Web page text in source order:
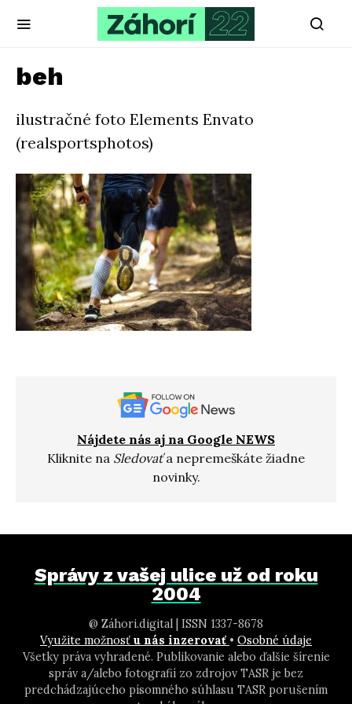
beh
ilustračné foto Elements Envato
(realsportsphotos)
Nájdete nás aj na Google NEWS
Kliknite na Sledovaťa nepremeškáte žiadne
novinky.
Správy z vašej ulice už od roku
2004
@ Záhori.digital | ISSN 1337-8678
Využite možnosť u nás inzerovať • Osobné údaje
Všetky práva vyhradené. Publikovanie alebo ďalšie šírenie
správ a/alebo fotografií zo zdrojov TASR je bez
predchádzajúceho písomného súhlasu TASR porušením